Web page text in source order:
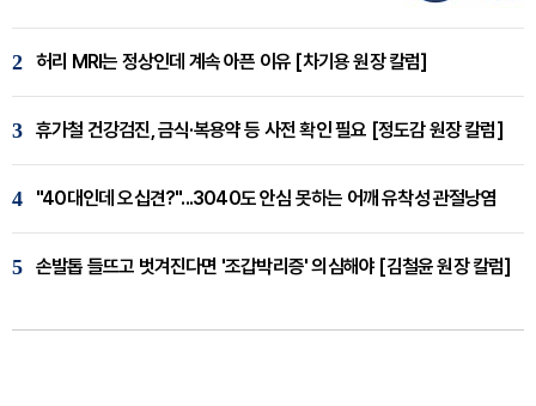
2 허리 MRI는 정상인데 계속 아픈 이유 [차기용 원장 칼럼]
3 휴가철 건강검진, 금식·복용약 등 사전 확인 필요 [정도감 원장 칼럼]
4 "40대인데 오십견?"...3040도 안심 못하는 어깨 유착성 관절낭염
5 손발톱 들뜨고 벗겨진다면 '조갑박리증' 의심해야 [김철윤 원장 칼럼]